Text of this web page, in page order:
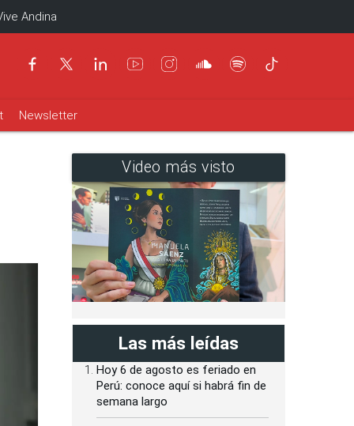
Andina
Newsletter
Video más visto
Las más leídas
Hoy 6 de agosto es feriado en
Perú: conoce aquí si habrá fin de
semana largo